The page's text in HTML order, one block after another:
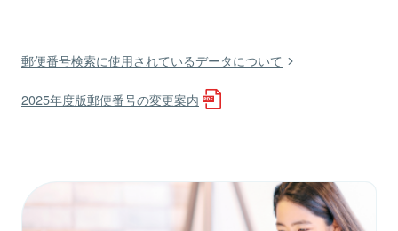
郵便番号検索に使用されているデータについて
2025年度版郵便番号の変更案内